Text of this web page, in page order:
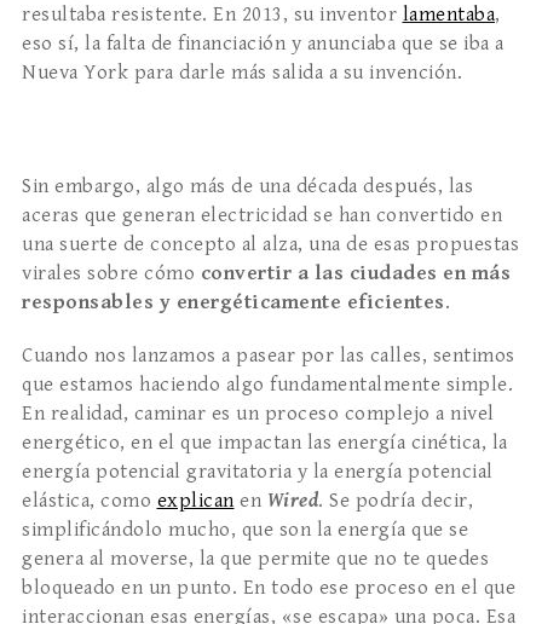
resultaba resistente. En 2013, su inventor lamentaba,
eso sí, la falta de financiación y anunciaba que se iba a
Nueva York para darle más salida a su invención.
Sin embargo, algo más de una década después, las
aceras que generan electricidad se han convertido en
una suerte de concepto al alza, una de esas propuestas
virales sobre cómo convertir a las ciudades en más
responsables y energéticamente eficientes.
Cuando nos lanzamos a pasear por las calles, sentimos
que estamos haciendo algo fundamentalmente simple.
En realidad, caminar es un proceso complejo a nivel
energético, en el que impactan las energía cinética, la
energía potencial gravitatoria y la energía potencial
elástica, como explican en Wired. Se podría decir,
simplificándolo mucho, que son la energía que se
genera al moverse, la que permite que no te quedes
bloqueado en un punto. En todo ese proceso en el que
interaccionan esas energías, «se escapa» una poca. Esa